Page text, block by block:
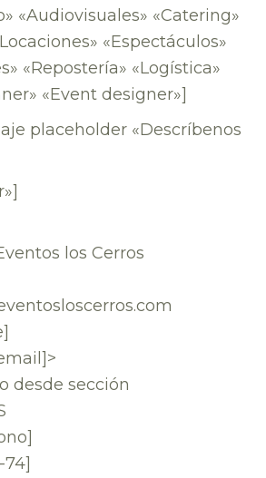
«Audiovisuales» «Catering»
«Espectáculos»
«Repostería» «Logística»
«Event designer»]
placeholder «Descríbenos
los Cerros
desde sección